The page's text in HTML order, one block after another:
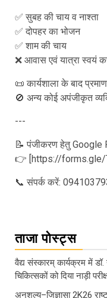
✅ सुबह की चाय व नाश्ता
✅ दोपहर का भोजन
✅ शाम की चाय
❌ आवास एवं यात्रा स्वयं
📜 कार्यशाला के बाद
🚫 अन्य कोई अपंजीकृत
---
📝 पंजीकरण हेतु Google
👉 [https://forms.gle/
📞 संपर्क करें:
ताजा पोस्ट्स
वैद्य संस्कारम् कार्यक्रम में
चिकित्सकों को दिया नाड़ी
अनुशल्य–जिज्ञासा 2K26